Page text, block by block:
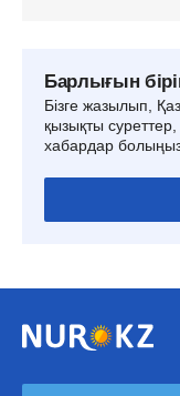
Барлығын
Бізге жазылып,
қызықты
хабардар